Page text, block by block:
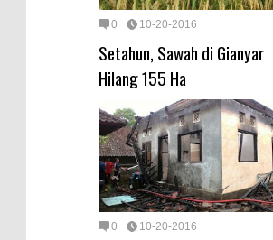
0 10-20-2016
Setahun, Sawah di Gianyar
Hilang 155 Ha
0 10-20-2016